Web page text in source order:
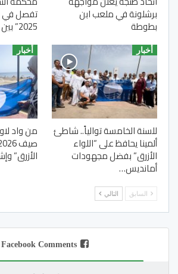
برشلونة في ملعب ابن
بطوطة
تفصل في
2025” بين المغرب والسنغال
أخبار
للسنة الخامسة توالياً.. شاطئ
ألمينا يحافظ على “اللواء
الأزرق” بفضل مجهودات
أمانديس…
أخبار
من واد
الأزرق”
السابق التالي
Facebook Comments